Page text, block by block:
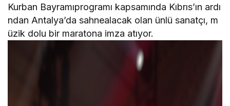
Kurban Bayramıprogramı kapsamında Kıbrıs’ın ardı
ndan Antalya’da sahnealacak olan ünlü sanatçı, m
üzik dolu bir maratona imza atıyor.